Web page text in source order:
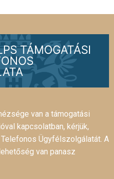
TÁMOGATÁSI
van a támogatási
kapcsolatban, kérjük,
Ügyfélszolgálatát. A
van panasz